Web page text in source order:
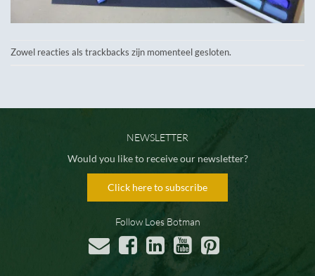
Zowel reacties als trackbacks zijn momenteel gesloten.
NEWSLETTER
Would you like to receive our newsletter?
Click here to subscribe
Follow Loes Botman